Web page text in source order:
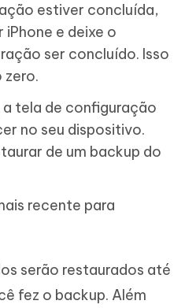
estiver concluída,
iPhone e deixe o
ser concluído. Isso
zero.
tela de configuração
no seu dispositivo.
de um backup do
recente para
serão restaurados até
fez o backup. Além